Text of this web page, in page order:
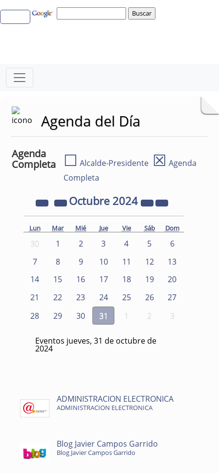
Agenda del Día
Agenda
Completa
☐ Alcalde-Presidente ☒ Agenda
Completa
Octubre 2024
Lun Mar Mié Jue Vie Sáb Dom
30 1 2 3 4 5
6
7
8 9 10 11 12
13
14
15 16 17 18 19
20
21
22 23 24 25 26
27
28
29 30 31 1 2 3
Eventos jueves, 31 de octubre de
2024
ADMINISTRACION ELECTRONICA
ADMINISTRACION ELECTRONICA
Blog Javier Campos Garrido
Blog Javier Campos Garrido